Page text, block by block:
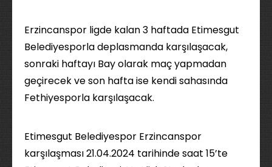
Erzincanspor ligde kalan 3 haftada Etimesgut
Belediyesporla deplasmanda karşılaşacak,
sonraki haftayı Bay olarak maç yapmadan
geçirecek ve son hafta ise kendi sahasında
Fethiyesporla karşılaşacak.
Etimesgut Belediyespor Erzincanspor
karşılaşması 21.04.2024 tarihinde saat 15’te